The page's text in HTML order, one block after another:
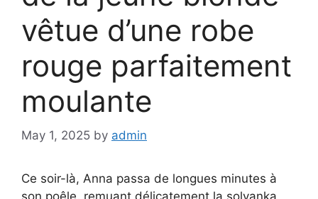
vêtue d’une robe
rouge parfaitement
moulante
May 1, 2025 by admin
Ce soir-là, Anna passa de longues minutes à